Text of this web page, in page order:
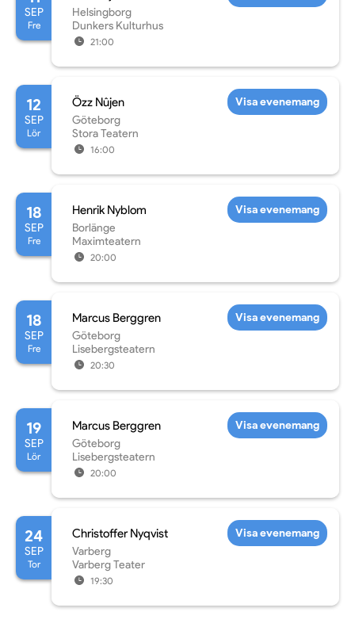
SEP
Fre
Helsingborg
Dunkers Kulturhus
21:00
12
SEP
Lör
Özz Nûjen
Göteborg
Stora Teatern
16:00
Visa evenemang
18
SEP
Fre
Henrik Nyblom
Borlänge
Maximteatern
20:00
Visa evenemang
18
SEP
Fre
Marcus Berggren
Göteborg
Lisebergsteatern
20:30
Visa evenemang
19
SEP
Lör
Marcus Berggren
Göteborg
Lisebergsteatern
20:00
Visa evenemang
24
SEP
Tor
Christoffer Nyqvist
Varberg
Varberg Teater
19:30
Visa evenemang